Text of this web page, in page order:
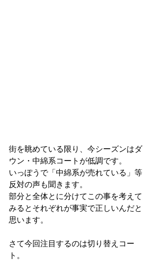
街を眺めている限り、今シーズンはダ
ウン・中綿系コートが低調です。
いっぽうで「中綿系が売れている」等
反対の声も聞きます。
部分と全体とに分けてこの事を考えて
みるとそれぞれが事実で正しいんだと
思います。
さて今回注目するのは切り替えコー
ト。